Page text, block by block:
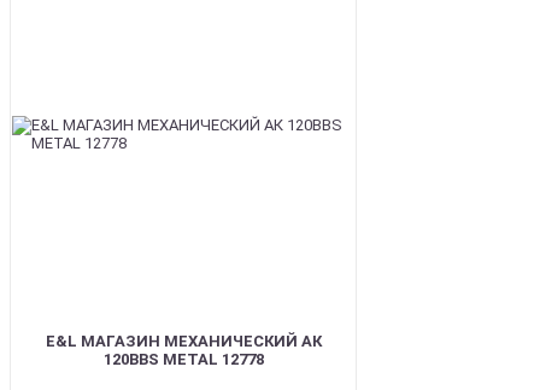
E&L МАГАЗИН МЕХАНИЧЕСКИЙ АК
120BBS METAL 12778